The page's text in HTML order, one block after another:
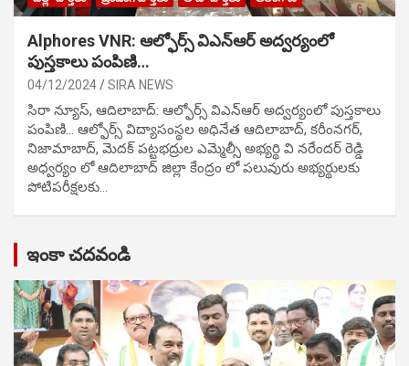
Alphores VNR: ఆల్ఫోర్స్ విఎన్ఆర్ అద్వర్యంలో
పుస్తకాలు పంపిణి…
04/12/2024 SIRA NEWS
సిరా న్యూస్, ఆదిలాబాద్: ఆల్ఫోర్స్ విఎన్ఆర్ అద్వర్యంలో పుస్తకాలు
పంపిణి… ఆల్ఫోర్స్ విద్యాసంస్థల అధినేత ఆదిలాబాద్, కరీంనగర్,
నిజామాబాద్, మెదక్ పట్టభద్రుల ఎమ్మెల్సీ అభ్యర్థి వి నరేందర్ రెడ్డి
అధ్వర్యం లో ఆదిలాబాద్ జిల్లా కేంద్రం లో పలువురు అభ్యర్థులకు
పోటిప‌రీక్ష‌ల‌కు…
ఇంకా చదవండి